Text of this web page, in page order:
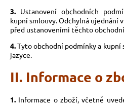
3. Ustanovení obchodních
kupní smlouvy. Odchylná ujednání
před ustanoveními těchto
4.Tyto obchodní podmínky a kupní
jazyce.
II. Informace o
1. Informace o zboží, včetně